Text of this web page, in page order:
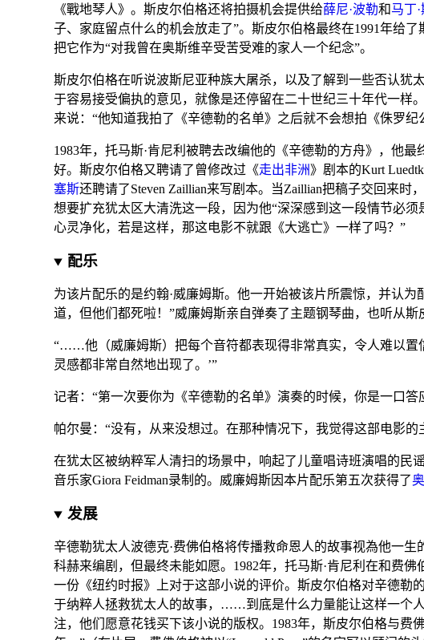
《戰地琴人》。斯皮尔伯格还将拍摄机会提供给薛尼·波勒和马丁
子、家庭留点什么的机会放走了”。斯皮尔伯格最终在1991年给了
把它作为“对我曾在奥斯维辛受苦受难的家人一个纪念”。
斯皮尔伯格在听说波斯尼亚种族大屠杀，以及了解到一些否认犹
于容易接受偏执的意见，就像是还停留在二十世纪三十年代一样
来说：“他知道我拍了《辛德勒的名单》之后就不会想拍《侏罗纪
1983年，托马斯·肯尼利被聘去改编他的《辛德勒的方舟》，他最
好。斯皮尔伯格又聘请了曾修改过《走出非洲》剧本的Kurt
塞斯还聘请了Steven Zaillian来写剧本。当Zaillian把稿子交回来
想要扩充犹太区大清洗这一段，因为他“深深感到这一段情节必
心灵净化，若是这样，那这电影不就跟《大逃亡》一样了吗？”
配乐
为该片配乐的是约翰·威廉姆斯。他一开始被该片所震惊，并认为
道，但他们都死啦！”威廉姆斯亲自弹奏了主题钢琴曲，也听从斯
“……他（威廉姆斯）把每个音符都表现得非常真实，令人难以置
灵感都非常自然地出现了。’”
记者：“第一次要你为《辛德勒的名单》演奏的时候，你是一口
帕尔曼：“没有，从来没想过。在那种情况下，我觉得这部电影
在犹太区被纳粹军人清扫的场景中，响起了儿童唱诗班演唱的民
音乐家Giora Feidman录制的。威廉姆斯因本片配乐第五次获得了
发展
辛德勒犹太人波德克·费佛伯格将传播救命恩人的故事视為他一生
科赫来编剧 ，但最终未能如愿。 1982年，托马斯·肯尼利在和费佛
一份《纽约时报》上对于这部小说的评价。斯皮尔伯格对辛德
于纳粹人拯救犹太人的故事，……到底是什么力量能让这样一个
注，他们愿意花钱买下该小说的版权。1983年，斯皮尔伯格与费